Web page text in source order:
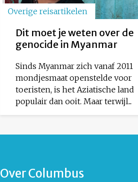
Overige reisartikelen
Dit moet je weten over de
genocide in Myanmar
Sinds Myanmar zich vanaf 2011
mondjesmaat openstelde voor
toeristen, is het Aziatische land
populair dan ooit. Maar terwijl...
Over Columbus